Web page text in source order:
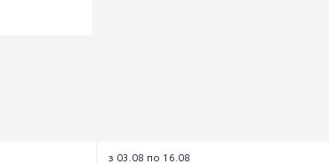
з 03.08 по 16.08